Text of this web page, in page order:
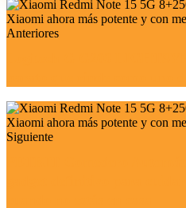
Anteriores
Siguiente